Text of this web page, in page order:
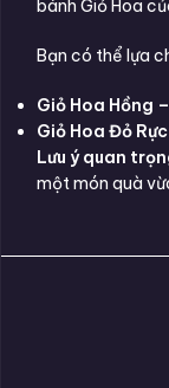
bánh Giỏ Hoa
Bạn có thể lựa
Giỏ Hoa Hồng
Giỏ Hoa Đỏ
Lưu ý quan
một món quà